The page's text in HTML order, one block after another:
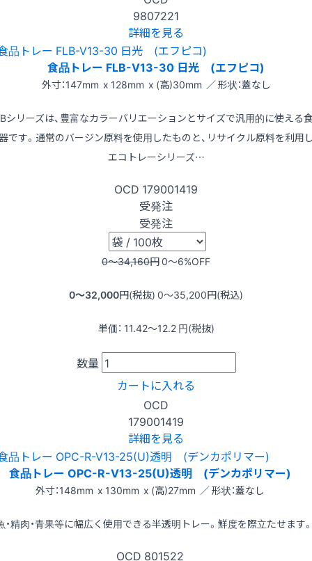
9807221
詳細を見る
食品トレー FLB-V13-30 日光 (エフピコ)
外寸：147mm x 128mm x (高)30mm ／ 形状：蓋なし
シリーズは、豊富なカラーバリエーションとサイズで汎用的に使える
です。通常のバージン原料を使用したものと、リサイクル原料を利用
エコトレーシリーズ…
OCD 179001419
受発注
受発注
0〜34,160円0〜6%OFF
0〜32,000円(税抜) 0〜35,200円(税込)
単価： 11.42〜12.2 円(税抜)
数量
カートに入れる
OCD
179001419
詳細を見る
食品トレー OPC-R-V13-25(U)透明 (デンカポリマー)
外寸：148mm x 130mm x (高)27mm ／ 形状：蓋なし
・精肉・青果等に幅広く使用できる半透明トレー。鮮度を際立たせます
OCD 801522